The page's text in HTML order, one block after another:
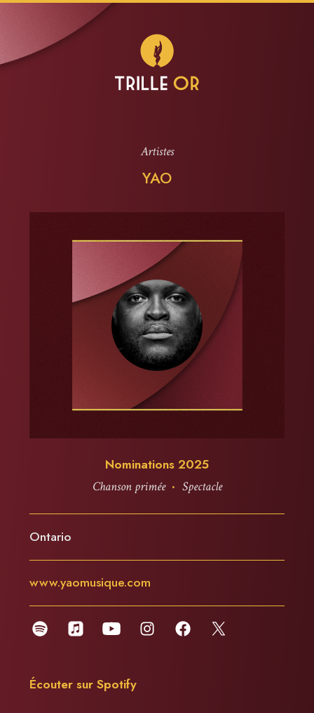
Artistes
YAO
Nominations 2025
Chanson primée · Spectacle
Ontario
www.yaomusique.com
Écouter sur Spotify